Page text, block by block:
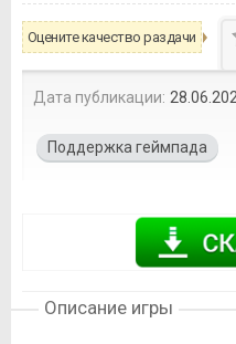
Оцените качество раздачи
Дата публикации:
Поддержка геймпада
Описание игры